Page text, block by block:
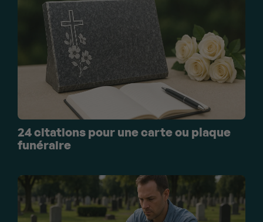
24 citations pour une carte ou plaque
funéraire